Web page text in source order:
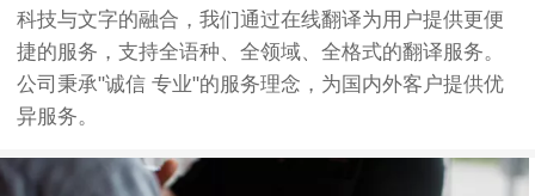
科技与文字的融合，我们通过在线翻译为用户提供更便
捷的服务，支持全语种、全领域、全格式的翻译服务。
公司秉承"诚信 专业"的服务理念，为国内外客户提供优
异服务。